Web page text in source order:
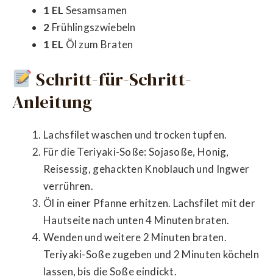
1 EL Sesamsamen
2 Frühlingszwiebeln
1 EL Öl zum Braten
Schritt-für-Schritt-
Anleitung
Lachsfilet waschen und trocken tupfen.
Für die Teriyaki-Soße: Sojasoße, Honig,
Reisessig, gehackten Knoblauch und Ingwer
verrühren.
Öl in einer Pfanne erhitzen. Lachsfilet mit der
Hautseite nach unten 4 Minuten braten.
Wenden und weitere 2 Minuten braten.
Teriyaki-Soße zugeben und 2 Minuten köcheln
lassen, bis die Soße eindickt.